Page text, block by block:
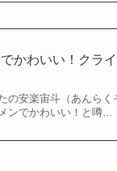
かわいい！クラ
の安楽宙斗（あんらく
ンでかわいい！と噂…